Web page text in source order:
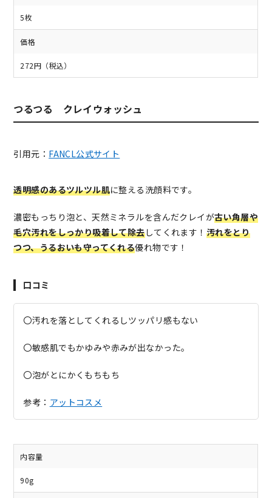
5枚
価格
272円（税込）
つるつる クレイウォッシュ
引用元： FANCL公式サイト
透明感のあるツルツル肌に整える洗顔料です。
濃密もっちり泡と、天然ミネラルを含んだクレイが古い角層や
毛穴汚れをしっかり吸着して除去してくれます！ 汚れをとり
つつ、うるおいも守ってくれる優れ物です！
口コミ
〇汚れを落としてくれるしツッパリ感もない
〇敏感肌でもかゆみや赤みが出なかった。
〇泡がとにかくもちもち
参考： アットコスメ
内容量
90g